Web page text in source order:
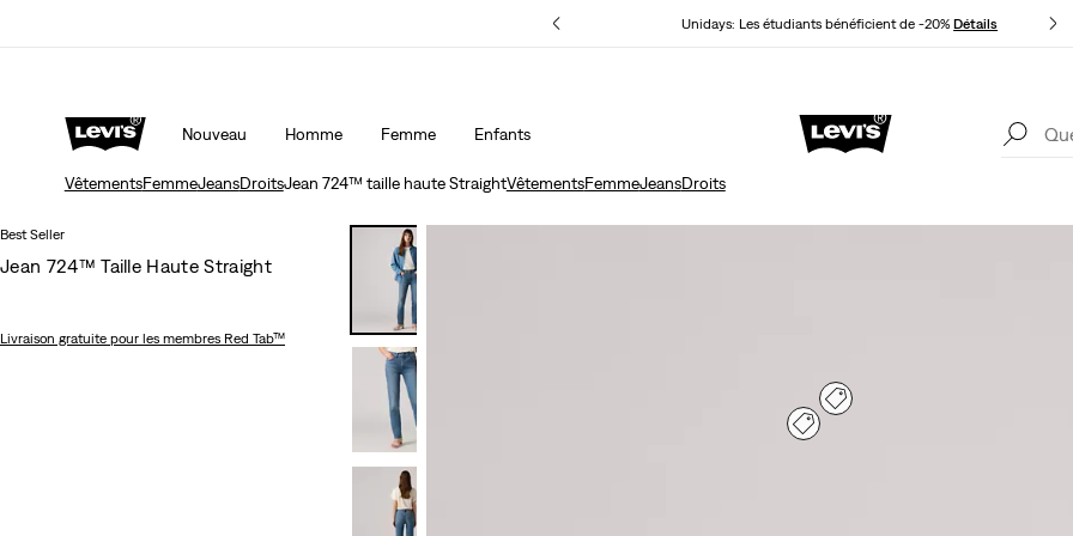
Détails Unidays: Les étudiants bénéficient de -20%Détails
Nouveau Homme Femme Enfants
Politique de livraison et de retours Mise à jour
VêtementsFemmeJeansDroitsJean 724™ taille haute StraightVêtementsFemmeJeansDroits
Best Seller
Jean 724™ Taille Haute Straight
Livraison gratuite pour les membres Red Tab™